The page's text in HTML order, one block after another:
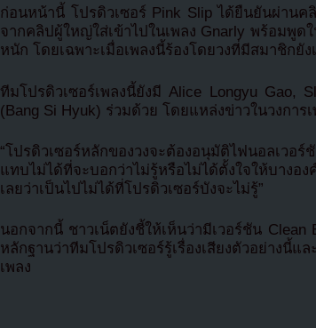
ก่อนหน้านี้ โปรดิวเซอร์ Pink Slip ได้ยืนยันผ่านคลิ
จากคลิปผู้ใหญ่ใส่เข้าไปในเพลง Gnarly พร้อมพูด
หนัก โดยเฉพาะเมื่อเพลงนี้ร้องโดยวงที่มีสมาชิกยั
ทีมโปรดิวเซอร์เพลงนี้ยังมี Alice Longyu Gao,
(Bang Si Hyuk) ร่วมด้วย โดยแหล่งข่าวในวงการเ
“โปรดิวเซอร์หลักของวงจะต้องอนุมัติไฟนอลเว
แทบไม่ได้ที่จะบอกว่าไม่รู้หรือไม่ได้ตั้งใจให้บางอ
เลยว่าเป็นไปไม่ได้ที่โปรดิวเซอร์บังจะไม่รู้”
นอกจากนี้ ชาวเน็ตยังชี้ให้เห็นว่ามีเวอร์ชัน Clean
หลักฐานว่าทีมโปรดิวเซอร์รู้เรื่องเสียงตัวอย่างนี้แ
เพลง